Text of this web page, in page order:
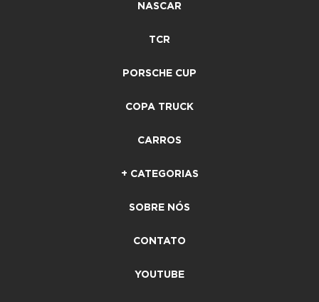
NASCAR
TCR
PORSCHE CUP
COPA TRUCK
CARROS
+ CATEGORIAS
SOBRE NÓS
CONTATO
YOUTUBE